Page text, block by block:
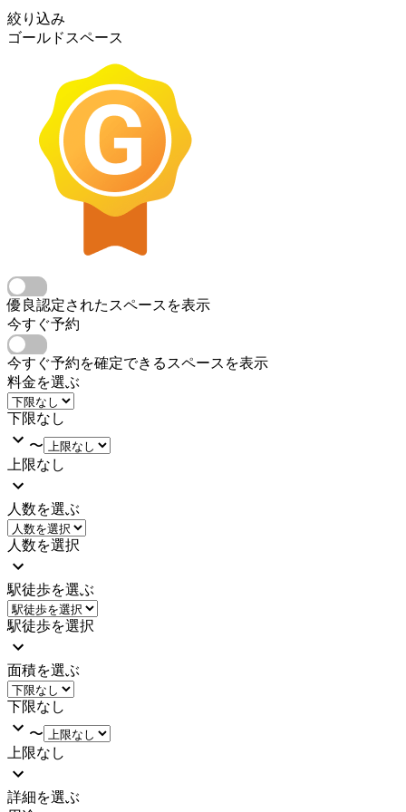
絞り込み
ゴールドスペース
優良認定されたスペースを表示
今すぐ予約
今すぐ予約を確定できるスペースを表示
料金を選ぶ
下限なし
〜
上限なし
人数を選ぶ
人数を選択
駅徒歩を選ぶ
駅徒歩を選択
面積を選ぶ
下限なし
〜
上限なし
詳細を選ぶ